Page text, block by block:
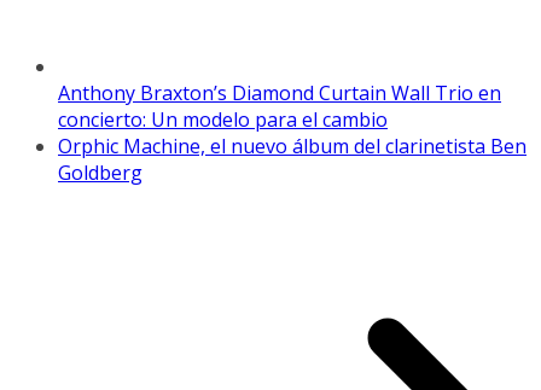
Anthony Braxton’s Diamond Curtain Wall Trio en
concierto: Un modelo para el cambio
Orphic Machine, el nuevo álbum del clarinetista Ben
Goldberg